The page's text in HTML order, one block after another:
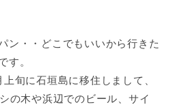
ン・・どこでもいいから行きた
す。
旬に石垣島に移住しまして、
の木や浜辺でのビール、サイ